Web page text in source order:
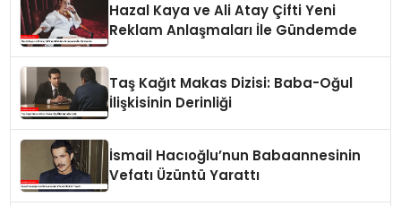
Hazal Kaya ve Ali Atay Çifti Yeni
Reklam Anlaşmaları İle Gündemde
Taş Kağıt Makas Dizisi: Baba-Oğul
İlişkisinin Derinliği
İsmail Hacıoğlu’nun Babaannesinin
Vefatı Üzüntü Yarattı